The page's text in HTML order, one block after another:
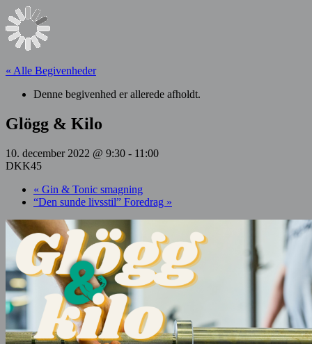
« Alle Begivenheder
Denne begivenhed er allerede afholdt.
Glögg & Kilo
10. december 2022 @ 9:30 - 11:00
DKK45
« Gin & Tonic smagning
“Den sunde livsstil” Foredrag »